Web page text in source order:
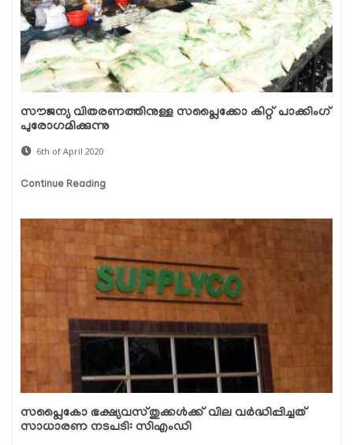
സൗജന്യ വിതരണത്തിനുള്ള സപ്ലൈക്കോ കിറ്റ് പാക്കിംഗ്
പുരോഗമിക്കുന്നു
6th of April 2020
Continue Reading
സപ്ലൈകോ ഭക്ഷ്യവസ്തുക്കള്‍ക്ക് വില വര്‍ദ്ധിപ്പിച്ചത്
സാധാരണ നടപടി: സിഎംഡി